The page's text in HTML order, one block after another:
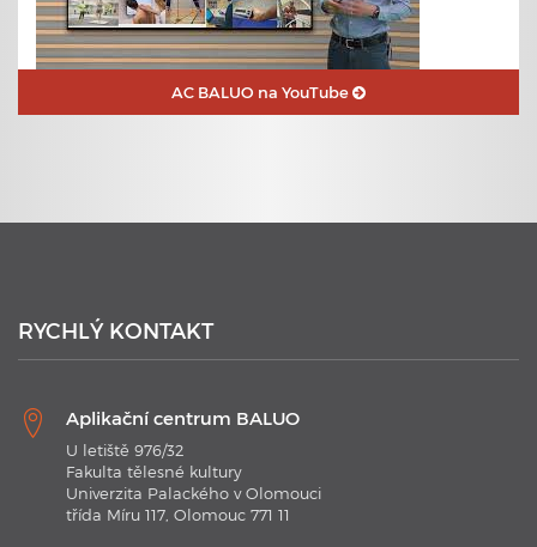
21. 1. 2020
AC BALUO na YouTube
RYCHLÝ KONTAKT
Aplikační centrum BALUO
U letiště 976/32
Fakulta tělesné kultury
Univerzita Palackého v Olomouci
třída Míru 117, Olomouc 771 11